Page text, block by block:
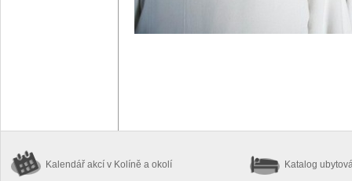
Kalendář akcí v Kolíně a okolí Katalog